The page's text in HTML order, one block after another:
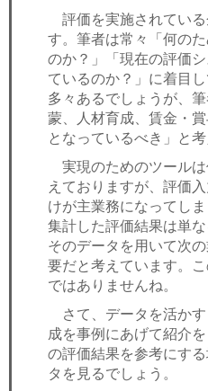
評価を実施されている
す。筆者は常々「何の
のか？」「現在の評価
ているのか？」に着目
多々あるでしょうが、
蒙、人材育成、賃金・
となっているべき」と考
実現のためのツール
えておりますが、評価
けが主業務になってし
集計した評価結果は単な
そのデータを用いて次
要だと考えています。
ではありませんね。
さて、データを活か
成を事例にあげて紹介
の評価結果を参考にす
タを見るでしょう。